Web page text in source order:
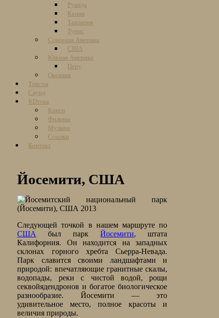
Руанда
Кения
Танзания
Тунис
Северная Америка
США
Южная Америка
Перу
Океания
Тексты
Саунд
KDтека
Книги
Фильмы
Музыка
Ссылки
Контакт
Йосемити, США
Следующей точкой в нашем маршруте по
США
был паркЙосемити, штата
Калифорния. Он находится на западных
склонах горного хребта Сьерра-Невада.
Парк славится своими ландшафтами и
природой: впечатляющие гранитные скалы,
водопады, реки с чистой водой, рощи
секвойядендронов и богатое биологическое
разнообразие. Йосемити — это
удивительное место, полное красоты и
величия природы.